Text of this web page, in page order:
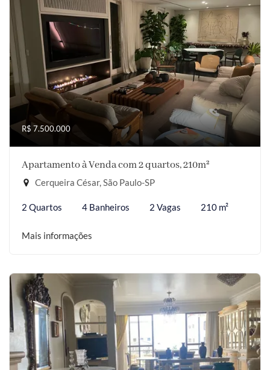
R$ 7.500.000
Apartamento à Venda com 2 quartos, 210m²
Cerqueira César, São Paulo-SP
2 Quartos 4 Banheiros 2 Vagas 210 m²
Mais informações